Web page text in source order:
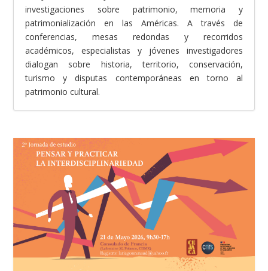
investigaciones sobre patrimonio, memoria y
patrimonialización en las Américas. A través de
conferencias, mesas redondas y recorridos
académicos, especialistas y jóvenes investigadores
dialogan sobre historia, territorio, conservación,
turismo y disputas contemporáneas en torno al
patrimonio cultural.